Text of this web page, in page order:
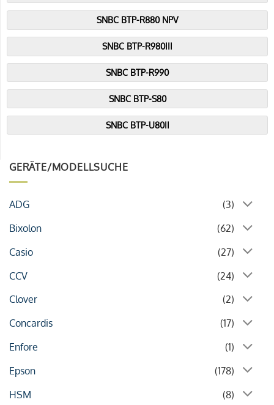
GERÄTE/MODELLSUCHE
ADG
(3)
Bixolon
(62)
Casio
(27)
CCV
(24)
Clover
(2)
Concardis
(17)
Enfore
(1)
Epson
(178)
HSM
(8)
SNBC BTP-R880 NPV
SNBC BTP-R980III
SNBC BTP-R990
SNBC BTP-S80
SNBC BTP-U80II